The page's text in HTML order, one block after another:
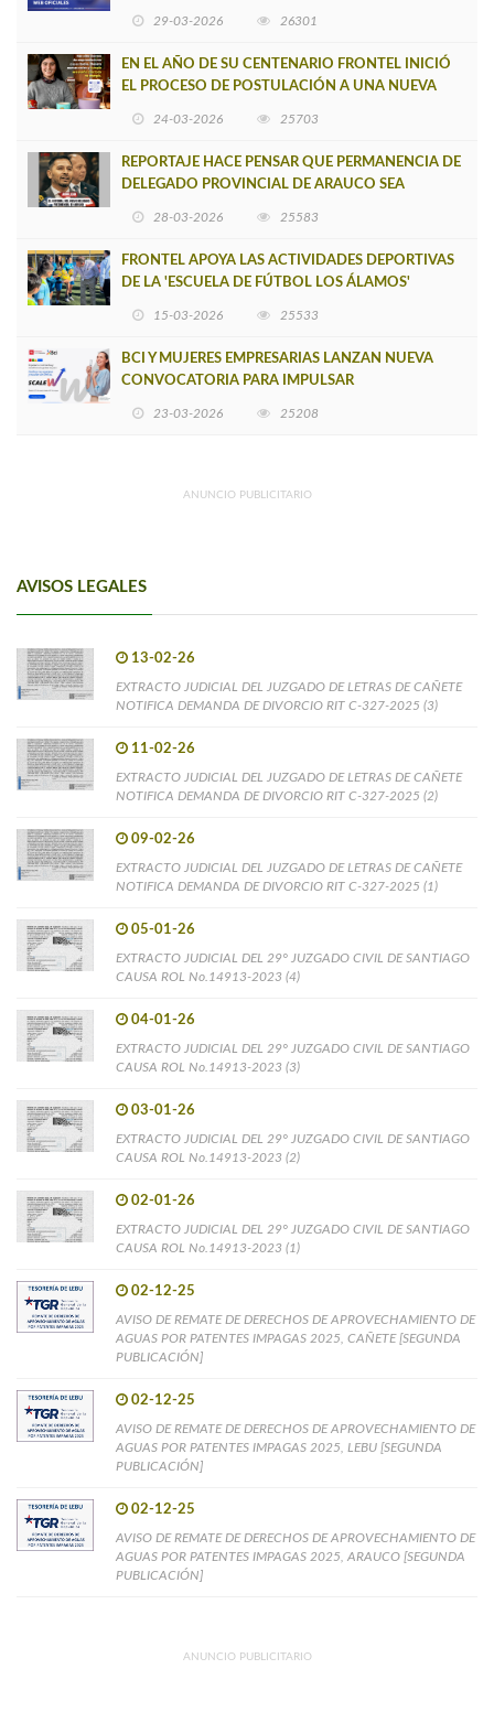
29-03-2026 26301
EN EL AÑO DE SU CENTENARIO FRONTEL INICIÓ
EL PROCESO DE POSTULACIÓN A UNA NUEVA
24-03-2026 25703
REPORTAJE HACE PENSAR QUE PERMANENCIA DE
DELEGADO PROVINCIAL DE ARAUCO SEA
28-03-2026 25583
FRONTEL APOYA LAS ACTIVIDADES DEPORTIVAS
DE LA 'ESCUELA DE FÚTBOL LOS ÁLAMOS'
15-03-2026 25533
BCI Y MUJERES EMPRESARIAS LANZAN NUEVA
CONVOCATORIA PARA IMPULSAR
23-03-2026 25208
ANUNCIO PUBLICITARIO
AVISOS LEGALES
13-02-26
EXTRACTO JUDICIAL DEL JUZGADO DE LETRAS DE CAÑETE
NOTIFICA DEMANDA DE DIVORCIO RIT C-327-2025 (3)
11-02-26
EXTRACTO JUDICIAL DEL JUZGADO DE LETRAS DE CAÑETE
NOTIFICA DEMANDA DE DIVORCIO RIT C-327-2025 (2)
09-02-26
EXTRACTO JUDICIAL DEL JUZGADO DE LETRAS DE CAÑETE
NOTIFICA DEMANDA DE DIVORCIO RIT C-327-2025 (1)
05-01-26
EXTRACTO JUDICIAL DEL 29° JUZGADO CIVIL DE SANTIAGO
CAUSA ROL No.14913-2023 (4)
04-01-26
EXTRACTO JUDICIAL DEL 29° JUZGADO CIVIL DE SANTIAGO
CAUSA ROL No.14913-2023 (3)
03-01-26
EXTRACTO JUDICIAL DEL 29° JUZGADO CIVIL DE SANTIAGO
CAUSA ROL No.14913-2023 (2)
02-01-26
EXTRACTO JUDICIAL DEL 29° JUZGADO CIVIL DE SANTIAGO
CAUSA ROL No.14913-2023 (1)
02-12-25
AVISO DE REMATE DE DERECHOS DE APROVECHAMIENTO DE
AGUAS POR PATENTES IMPAGAS 2025, CAÑETE [SEGUNDA
PUBLICACIÓN]
02-12-25
AVISO DE REMATE DE DERECHOS DE APROVECHAMIENTO DE
AGUAS POR PATENTES IMPAGAS 2025, LEBU [SEGUNDA
PUBLICACIÓN]
02-12-25
AVISO DE REMATE DE DERECHOS DE APROVECHAMIENTO DE
AGUAS POR PATENTES IMPAGAS 2025, ARAUCO [SEGUNDA
PUBLICACIÓN]
ANUNCIO PUBLICITARIO